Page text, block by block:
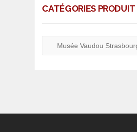
CATÉGORIES PRODUIT